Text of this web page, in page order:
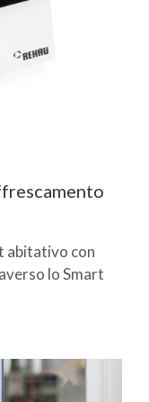
abitativo con
lo Smart